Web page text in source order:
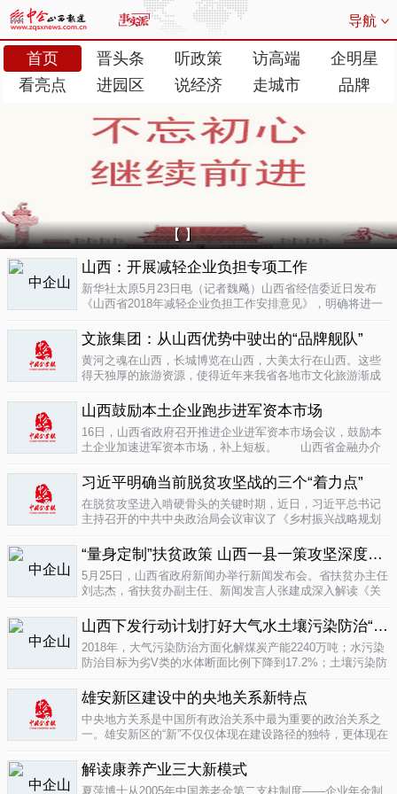
导航
首页 晋头条 听政策 访高端
企明星
看亮点
进园区 说经济 走城市 品牌
【 】
山西：开展减轻企业负担专项工作
新华社太原5月23日电（记者魏飚）山西省经信委近日发布
《山西省2018年减轻企业负担工作安排意见》，明确将进一
大对涉企乱收...
文旅集团：从山西优势中驶出的“品牌舰队”
黄河之魂在山西，长城博览在山西，大美太行在山西。这些
得天独厚的旅游资源，使得近年来我省各地市文化旅游渐成
业培育成...
山西鼓励本土企业跑步进军资本市场
16日，山西省政府召开推进企业进军资本市场会议，鼓励本
土企业加速进军资本市场，补上短板。 山西省金融办介
习近平明确当前脱贫攻坚战的三个“着力点”
在脱贫攻坚进入啃硬骨头的关键时期，近日，习近平总书记
主持召开的中共中央政治局会议审议了《乡村振兴战略规划
见》。...
“量身定制”扶贫政策 山西一县一策攻坚深度贫困
5月25日，山西省政府新闻办举行新闻发布会。省扶贫办主任
刘志杰，省扶贫办副主任、新闻发言人张建成深入解读《关
问。据了解...
04-12
山西下发行动计划打好大气水土壤污染防治“三战役”
2018年，大气污染防治方面化解煤炭产能2240万吨；水污染
防治目标为劣V类的水体断面比例下降到17.2%；土壤污染防
记者从山...
雄安新区建设中的央地关系新特点
中央地方关系是中国所有政治关系中最为重要的政治关系之
一。雄安新区的“新”不仅仅体现在建设路径的独特，更体现在
解读康养产业三大新模式
夏萍博士从2005年中国养老金第二支柱制度——企业年金制